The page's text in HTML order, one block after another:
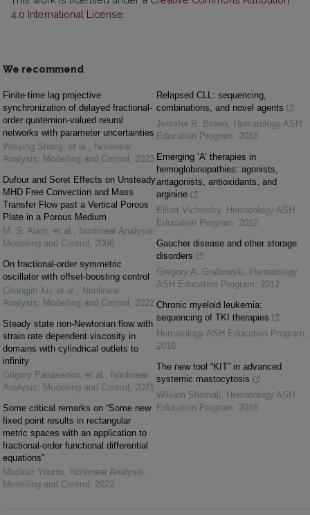
4.0 International License
We recommend
Finite-time lag projective
synchronization of delayed fractional-
order quaternion-valued neural
networks with parameter uncertainties
Weiying Shang, et al. , Nonlinear
Analysis: Modelling and Control , 2023
Dufour and Soret Effects on Unsteady
MHD Free Convection and Mass
Transfer Flow past a Vertical Porous
Plate in a Porous Medium
M. S. Alam, et al. , Nonlinear Analysis:
Modelling and Control , 2006
On fractional-order symmetric
oscillator with offset-boosting control
Changjin Xu, et al. , Nonlinear
Analysis: Modelling and Control , 2022
Steady state non-Newtonian flow with
strain rate dependent viscosity in
domains with cylindrical outlets to
infinity
Grigory Panasenko, et al. , Nonlinear
Analysis: Modelling and Control , 2021
Some critical remarks on “Some new
fixed point results in rectangular
metric spaces with an application to
fractional-order functional differential
equations”
Mudasir Younis, Nonlinear Analysis:
Modelling and Control , 2022
Relapsed CLL: sequencing,
combinations, and novel agents
Jennifer R. Brown, Hematology ASH
Education Program, 2018
Emerging ‘A’ therapies in
hemoglobinopathies: agonists,
antagonists, antioxidants, and
arginine
Elliott Vichinsky, Hematology ASH
Education Program, 2012
Gaucher disease and other storage
disorders
Gregory A. Grabowski, Hematology
ASH Education Program, 2012
Chronic myeloid leukemia:
sequencing of TKI therapies
Hematology ASH Education Program,
2016
The new tool “KIT” in advanced
systemic mastocytosis
William Shomali, Hematology ASH
Education Program, 2018